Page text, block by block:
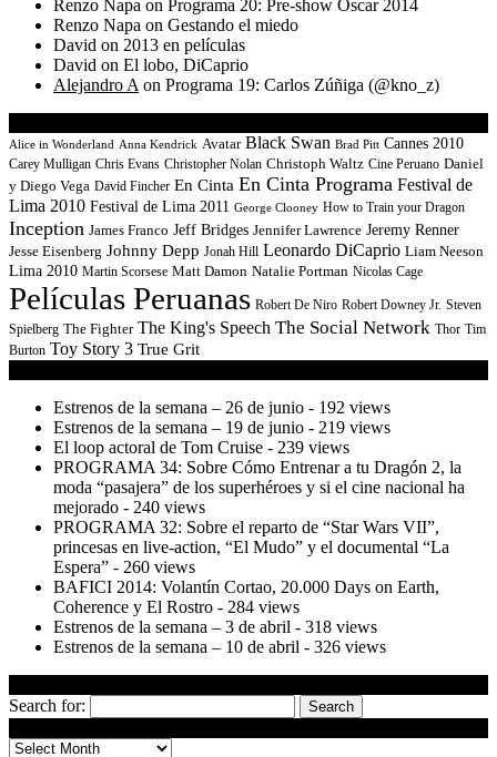
Renzo Napa on Programa 20: Pre-show Oscar 2014
Renzo Napa on Gestando el miedo
David on 2013 en películas
David on El lobo, DiCaprio
Alejandro A on Programa 19: Carlos Zúñiga (@kno_z)
Alice in Wonderland Anna Kendrick Avatar Black Swan Brad Pitt Cannes 2010
Carey Mulligan Chris Evans Christopher Nolan Christoph Waltz Cine Peruano Daniel
y Diego Vega David Fincher En Cinta En Cinta Programa Festival de
Lima 2010 Festival de Lima 2011 George Clooney How to Train your Dragon
Inception James Franco Jeff Bridges Jennifer Lawrence Jeremy Renner
Jesse Eisenberg Johnny Depp Jonah Hill Leonardo DiCaprio Liam Neeson
Lima 2010 Martin Scorsese Matt Damon Natalie Portman Nicolas Cage
Películas Peruanas Robert De Niro Robert Downey Jr. Steven
Spielberg The Fighter The King's Speech The Social Network Thor Tim
Burton Toy Story 3 True Grit
Estrenos de la semana – 26 de junio - 192 views
Estrenos de la semana – 19 de junio - 219 views
El loop actoral de Tom Cruise - 239 views
PROGRAMA 34: Sobre Cómo Entrenar a tu Dragón 2, la
moda “pasajera” de los superhéroes y si el cine nacional ha
mejorado - 240 views
PROGRAMA 32: Sobre el reparto de “Star Wars VII”,
princesas en live-action, “El Mudo” y el documental “La
Espera” - 260 views
BAFICI 2014: Volantín Cortao, 20.000 Days on Earth,
Coherence y El Rostro - 284 views
Estrenos de la semana – 3 de abril - 318 views
Estrenos de la semana – 10 de abril - 326 views
Search for: